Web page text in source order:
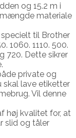
og 15.2 m i
materiale
til Brother
1060. 1110. 500.
720. Dette sikrer
private og
skal lave etiketter
Vil denne
høj kvalitet for, at
slid og tåler